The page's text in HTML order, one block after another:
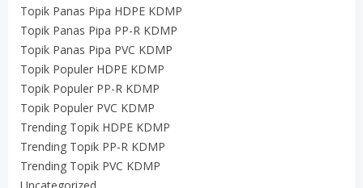
Topik Panas Pipa HDPE KDMP
Topik Panas Pipa PP-R KDMP
Topik Panas Pipa PVC KDMP
Topik Populer HDPE KDMP
Topik Populer PP-R KDMP
Topik Populer PVC KDMP
Trending Topik HDPE KDMP
Trending Topik PP-R KDMP
Trending Topik PVC KDMP